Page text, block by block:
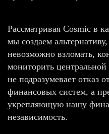
Рассматривая Cosmic в
мы создаем
невозможно взломать,
мониторить
не подразумевает отказ
финансовых систем, а
укрепляющую нашу
независимость.